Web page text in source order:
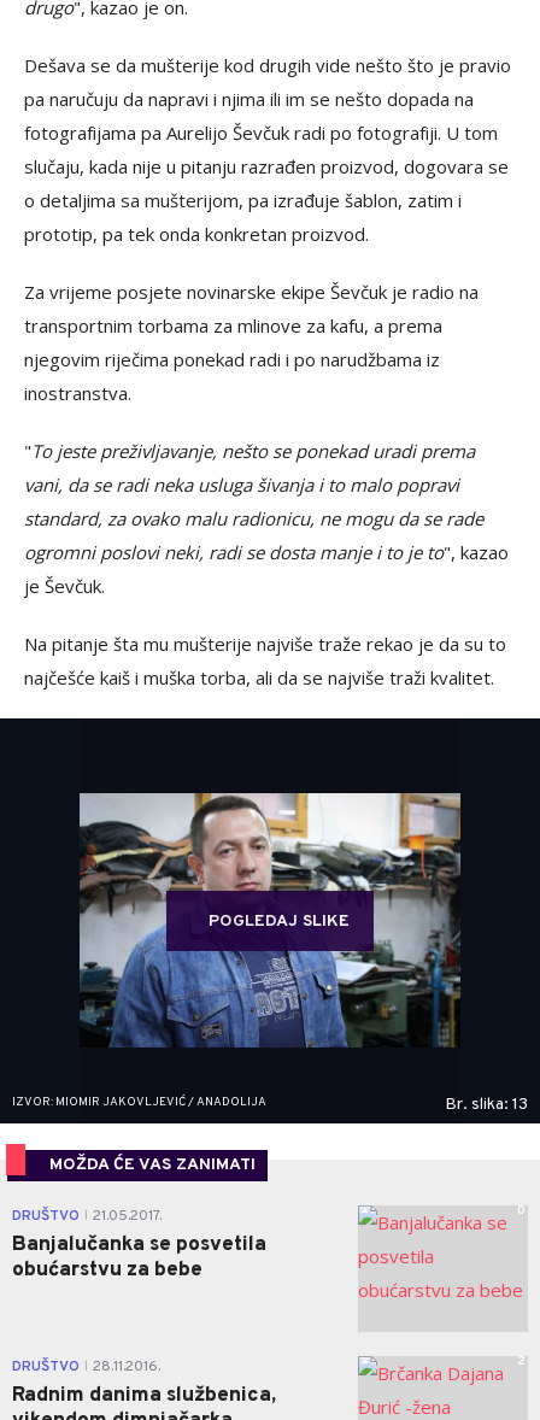
drugo", kazao je on.
Dešava se da mušterije kod drugih vide nešto što je pravio
pa naručuju da napravi i njima ili im se nešto dopada na
fotografijama pa Aurelijo Ševčuk radi po fotografiji. U tom
slučaju, kada nije u pitanju razrađen proizvod, dogovara se
o detaljima sa mušterijom, pa izrađuje šablon, zatim i
prototip, pa tek onda konkretan proizvod.
Za vrijeme posjete novinarske ekipe Ševčuk je radio na
transportnim torbama za mlinove za kafu, a prema
njegovim riječima ponekad radi i po narudžbama iz
inostranstva.
"To jeste preživljavanje, nešto se ponekad uradi prema
vani, da se radi neka usluga šivanja i to malo popravi
standard, za ovako malu radionicu, ne mogu da se rade
ogromni poslovi neki, radi se dosta manje i to je to", kazao
je Ševčuk.
Na pitanje šta mu mušterije najviše traže rekao je da su to
najčešće kaiš i muška torba, ali da se najviše traži kvalitet.
POGLEDAJ SLIKE
IZVOR: MIOMIR JAKOVLJEVIĆ / ANADOLIJA Br. slika: 13
MOŽDA ĆE VAS ZANIMATI
DRUŠTVO 21.05.2017.
Banjalučanka se posvetila
obućarstvu za bebe
0
DRUŠTVO 28.11.2016.
Radnim danima službenica,
2